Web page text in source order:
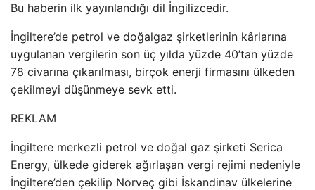
Bu haberin ilk yayınlandığı dil İngilizcedir.
İngiltere’de petrol ve doğalgaz şirketlerinin kârlarına
uygulanan vergilerin son üç yılda yüzde 40’tan yüzde
78 civarına çıkarılması, birçok enerji firmasını ülkeden
çekilmeyi düşünmeye sevk etti.
REKLAM
İngiltere merkezli petrol ve doğal gaz şirketi Serica
Energy, ülkede giderek ağırlaşan vergi rejimi nedeniyle
İngiltere’den çekilip Norveç gibi İskandinav ülkelerine